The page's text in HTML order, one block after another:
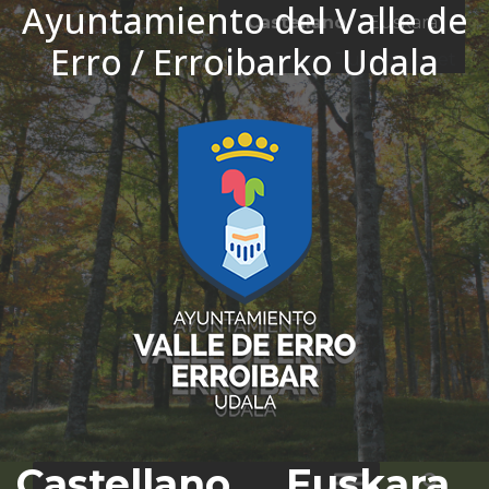
Ayuntamiento del Valle de
Erro / Erroibarko Udala
Ir al contenido
Castellano
Euskara
El tiempo - Tutiempo.net